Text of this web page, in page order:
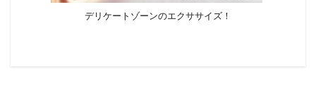
デリケートゾーンのエクササイズ！